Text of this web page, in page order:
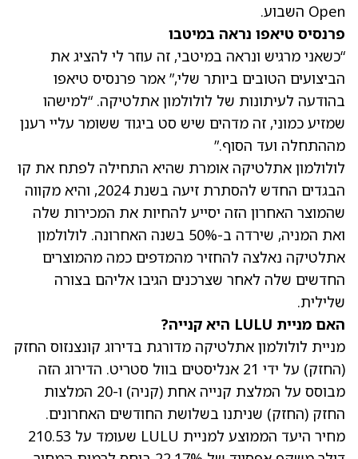
Open השבוע.
פרנסיס טיאפו נראה במיטבו
“כשאני מרגיש ונראה במיטבי, זה עוזר לי להציג את
הביצועים הטובים ביותר שלי,” אמר פרנסיס טיאפו
בהודעה לעיתונות של לולולמון אתלטיקה. “למישהו
שמזיע כמוני, זה מדהים שיש סט ביגוד ששומר עליי רענן
מההתחלה ועד הסוף.”
לולולמון אתלטיקה אומרת שהיא התחילה לפתח את קו
הבגדים החדש להסתרת זיעה בשנת 2024, והיא מקווה
שהמוצר האחרון הזה יסייע להחיות את המכירות שלה
ואת המניה, שירדה ב-50% בשנה האחרונה. לולולמון
אתלטיקה נאלצה להחזיר מהמדפים כמה מהמוצרים
החדשים שלה לאחר שצרכנים הגיבו אליהם בצורה
שלילית.
האם מניית LULU היא קנייה?
מניית לולולמון אתלטיקה מדורגת בדירוג קונצנזוס החזק
(החזק) על ידי 21 אנליסטים בוול סטריט. הדירוג הזה
מבוסס על המלצת קנייה אחת (קניה) ו-20 המלצות
החזק (החזק) שניתנו בשלושת החודשים האחרונים.
מחיר היעד הממוצע למניית LULU
שעומד על 210.53